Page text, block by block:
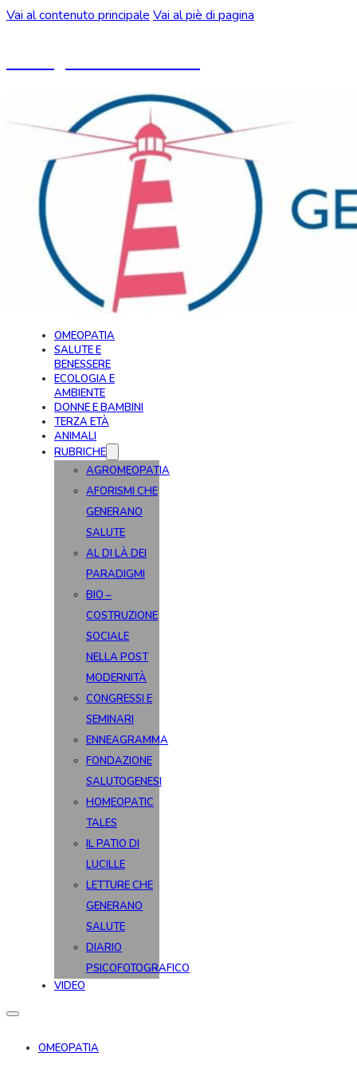
Vai al contenuto principale Vai al piè di pagina
OMEOPATIA
SALUTE E
BENESSERE
ECOLOGIA E
AMBIENTE
DONNE E BAMBINI
TERZA ETÀ
ANIMALI
RUBRICHE
AGROMEOPATIA
AFORISMI CHE
GENERANO
SALUTE
AL DI LÀ DEI
PARADIGMI
BIO –
COSTRUZIONE
SOCIALE
NELLA POST
MODERNITÀ
CONGRESSI E
SEMINARI
ENNEAGRAMMA
FONDAZIONE
SALUTOGENESI
HOMEOPATIC
TALES
IL PATIO DI
LUCILLE
LETTURE CHE
GENERANO
SALUTE
DIARIO
PSICOFOTOGRAFICO
VIDEO
OMEOPATIA